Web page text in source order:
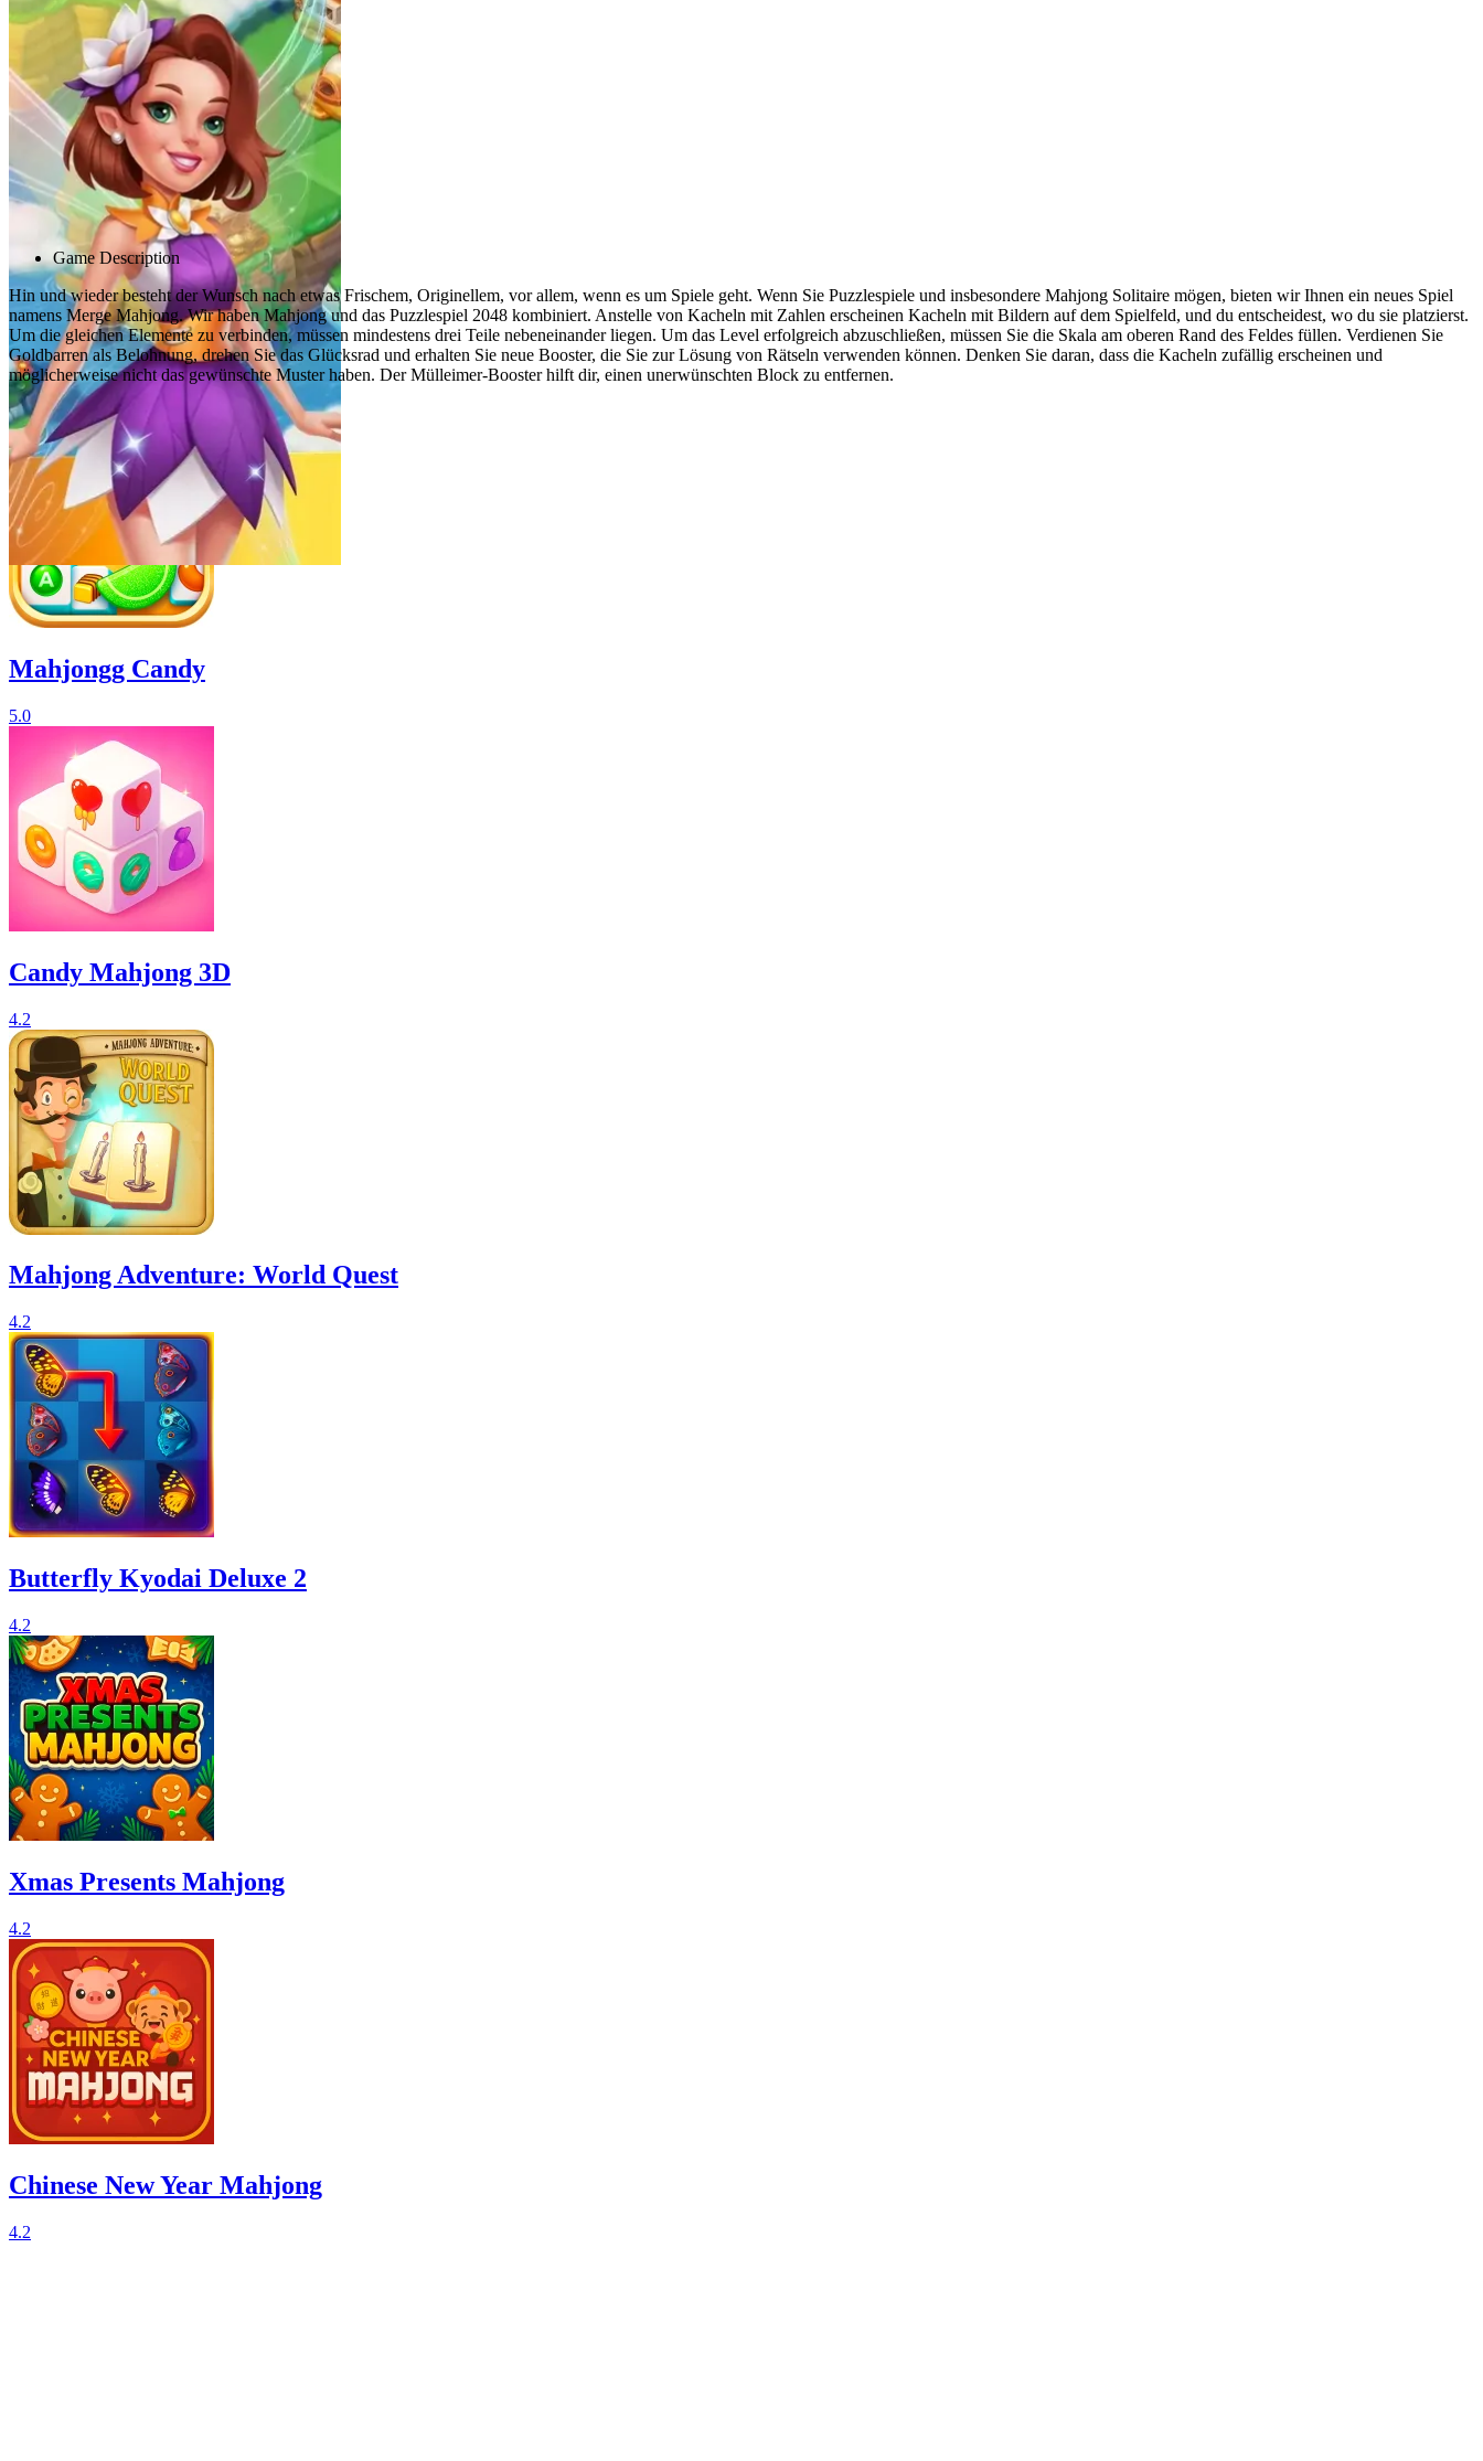
Advertisement
Game Description
Hin und wieder besteht der Wunsch nach etwas Frischem, Originellem, vor allem, wenn es um Spiele geht. Wenn Sie Puzzlespiele und insbesondere Mahjong Solitaire mögen, bieten wir Ihnen ein neues Spiel
namens Merge Mahjong. Wir haben Mahjong und das Puzzlespiel 2048 kombiniert. Anstelle von Kacheln mit Zahlen erscheinen Kacheln mit Bildern auf dem Spielfeld, und du entscheidest, wo du sie platzierst.
Um die gleichen Elemente zu verbinden, müssen mindestens drei Teile nebeneinander liegen. Um das Level erfolgreich abzuschließen, müssen Sie die Skala am oberen Rand des Feldes füllen. Verdienen Sie
Goldbarren als Belohnung, drehen Sie das Glücksrad und erhalten Sie neue Booster, die Sie zur Lösung von Rätseln verwenden können. Denken Sie daran, dass die Kacheln zufällig erscheinen und
möglicherweise nicht das gewünschte Muster haben. Der Mülleimer-Booster hilft dir, einen unerwünschten Block zu entfernen.
Verwandte spiele
Mahjongg Candy
5.0
Candy Mahjong 3D
4.2
Mahjong Adventure: World Quest
4.2
Butterfly Kyodai Deluxe 2
4.2
Xmas Presents Mahjong
4.2
Chinese New Year Mahjong
4.2